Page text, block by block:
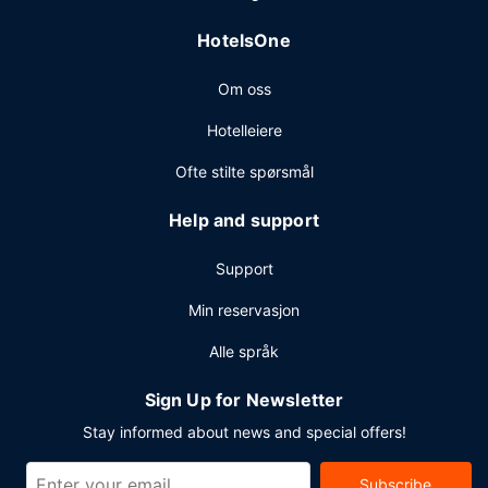
(inkludert), et forretningssenter og
for ulike typer møter og eventer. Gjestene tilbys ubetjent
parkering (inkludert) på stedet.
HotelsOne
Om oss
Hotelleiere
Ofte stilte spørsmål
Help and support
Support
Min reservasjon
Alle språk
Sign Up for Newsletter
Stay informed about news and special offers!
Subscribe